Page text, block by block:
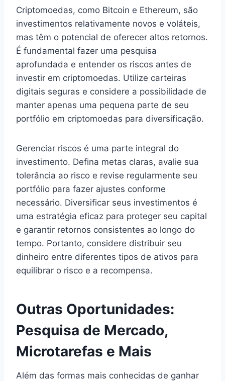
Criptomoedas, como Bitcoin e Ethereum, são
investimentos relativamente novos e voláteis,
mas têm o potencial de oferecer altos retornos.
É fundamental fazer uma pesquisa
aprofundada e entender os riscos antes de
investir em criptomoedas. Utilize carteiras
digitais seguras e considere a possibilidade de
manter apenas uma pequena parte de seu
portfólio em criptomoedas para diversificação.
Gerenciar riscos é uma parte integral do
investimento. Defina metas claras, avalie sua
tolerância ao risco e revise regularmente seu
portfólio para fazer ajustes conforme
necessário. Diversificar seus investimentos é
uma estratégia eficaz para proteger seu capital
e garantir retornos consistentes ao longo do
tempo. Portanto, considere distribuir seu
dinheiro entre diferentes tipos de ativos para
equilibrar o risco e a recompensa.
Outras Oportunidades:
Pesquisa de Mercado,
Microtarefas e Mais
Além das formas mais conhecidas de ganhar